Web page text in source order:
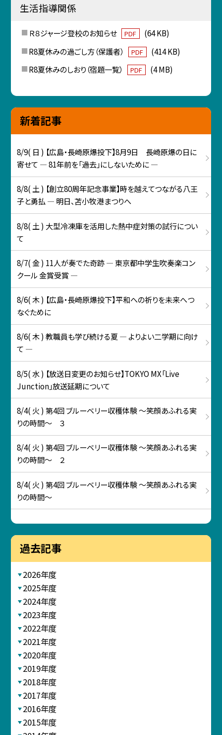
生活指導関係
Ｒ８ジャージ登校のお知らせ PDF
(64 KB)
R8夏休みの過ごし方（保護者）
PDF
(414 KB)
R8夏休みのしおり（宿題一覧）
PDF (4 MB)
新着記事
8/9( 日 ) 【広島・長崎原爆投下】8月9日 長崎原爆の日に
寄せて ― 81年前を「過去」にしないために ―
8/8( 土 ) 【創立80周年記念事業】時を越えてつながる八王
子と勇払 ― 明日、苫小牧港まつりへ
8/8( 土 ) 大型冷凍庫を活用した熱中症対策の試行につい
て
8/7( 金 ) 11人が奏でた奇跡 ― 東京都中学生吹奏楽コン
クール 金賞受賞 ―
8/6( 木 ) 【広島・長崎原爆投下】平和への祈りを未来へつ
なぐために
8/6( 木 ) 教職員も学び続ける夏 ― よりよい二学期に向け
て ―
8/5( 水 ) 【放送日変更のお知らせ】TOKYO MX「Live
Junction」放送延期について
8/4( 火 ) 第4回 ブルーベリー収穫体験 ～笑顔あふれる実
りの時間～ ３
8/4( 火 ) 第4回 ブルーベリー収穫体験 ～笑顔あふれる実
りの時間～ ２
8/4( 火 ) 第4回 ブルーベリー収穫体験 ～笑顔あふれる実
りの時間～
過去記事
2026年度
2025年度
2024年度
2023年度
2022年度
2021年度
2020年度
2019年度
2018年度
2017年度
2016年度
2015年度